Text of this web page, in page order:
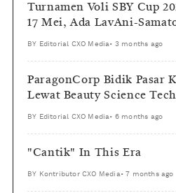
Turnamen Voli SBY Cup
17 Mei, Ada LavAni-
BY Editorial CXO Media • 3 months ago
ParagonCorp Bidik Pasar
Lewat Beauty Science
BY Editorial CXO Media • 6 months ago
"Cantik" In This Era
BY Kontributor CXO Media •7 months ago